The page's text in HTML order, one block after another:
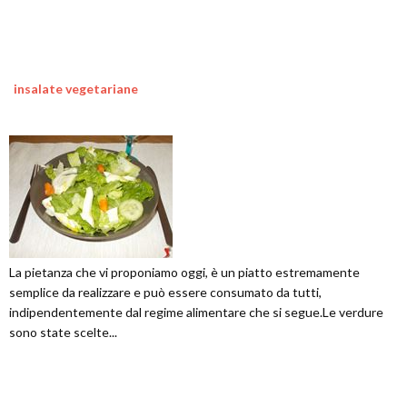
insalate vegetariane
La pietanza che vi proponiamo oggi, è un piatto estremamente
semplice da realizzare e può essere consumato da tutti,
indipendentemente dal regime alimentare che si segue.Le verdure
sono state scelte...